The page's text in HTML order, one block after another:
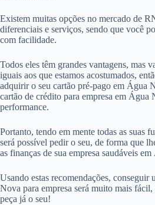
Existem muitas opções no mercado de
diferenciais e serviços, sendo que você
com facilidade.
Todos eles têm grandes vantagens, mas
iguais aos que estamos acostumados,
adquirir o seu cartão pré-pago em Água
cartão de crédito para empresa em Água
performance.
Portanto, tendo em mente todas as suas
será possível pedir o seu, de forma que
as finanças de sua empresa saudáveis
Usando estas recomendações,
Nova para empresa será muito mais
peça já o seu!